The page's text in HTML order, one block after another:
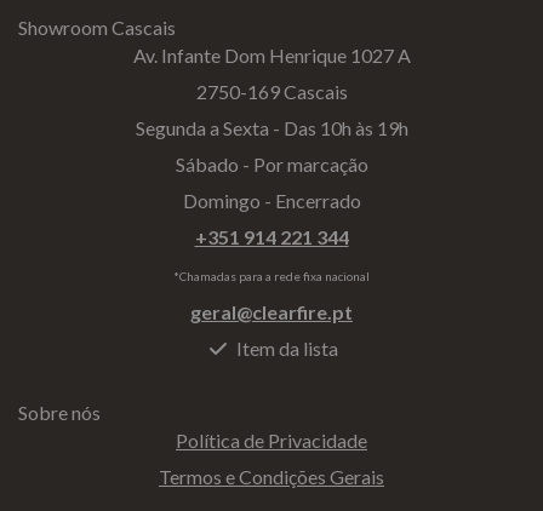
Showroom Cascais
Av. Infante Dom Henrique 1027 A
2750-169 Cascais
Segunda a Sexta - Das 10h às 19h
Sábado - Por marcação
Domingo - Encerrado
+351 914 221 344
*Chamadas para a rede fixa nacional
geral@clearfire.pt
Item da lista
Sobre nós
Política de Privacidade
Termos e Condições Gerais